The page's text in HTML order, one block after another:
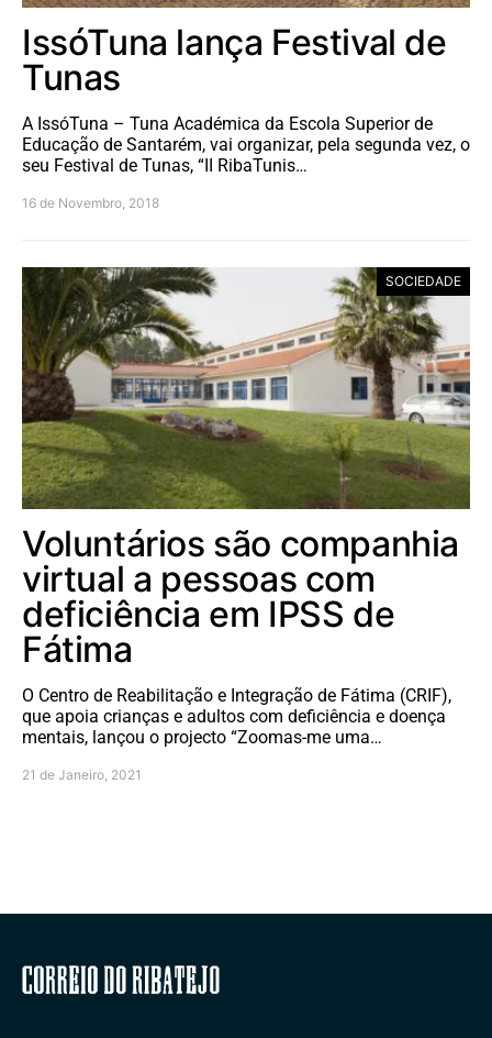
IssóTuna lança Festival de
Tunas
A IssóTuna – Tuna Académica da Escola Superior de
Educação de Santarém, vai organizar, pela segunda vez, o
seu Festival de Tunas, “II RibaTunis…
16 de Novembro, 2018
SOCIEDADE
Voluntários são companhia
virtual a pessoas com
deficiência em IPSS de
Fátima
O Centro de Reabilitação e Integração de Fátima (CRIF),
que apoia crianças e adultos com deficiência e doença
mentais, lançou o projecto “Zoomas-me uma…
21 de Janeiro, 2021
Correio do Ribatejo